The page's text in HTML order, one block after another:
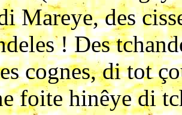
Mareye, des
! Des
cognes, di tot
foite hinêye di